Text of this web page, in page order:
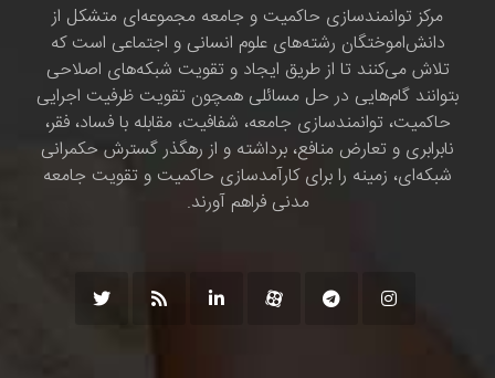
مرکز توانمندسازی حاکمیت و جامعه مجموعه‌ای متشکل از
دانش‌اموختگان رشته‌های علوم انسانی و اجتماعی است که
تلاش می‌کنند تا از طریق ایجاد و تقویت شبکه‌های اصلاحی
بتوانند گام‌هایی در حل مسائلی همچون تقویت ظرفیت اجرایی
حاکمیت، توانمندسازی جامعه، شفافیت، مقابله با فساد، فقر،
نابرابری و تعارض منافع، برداشته و از رهگذر گسترش حکمرانی
شبکه‌ای، زمینه را برای کارآمدسازی حاکمیت و تقویت جامعه
مدنی فراهم آورند.